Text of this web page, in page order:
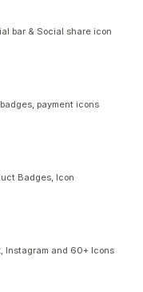
bar & Social share icon
payment icons
Badges, Icon
Instagram and 60+ Icons